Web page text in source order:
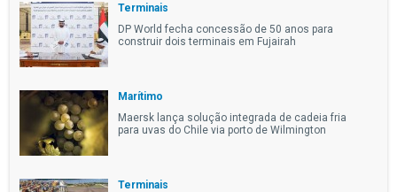
Terminais
DP World fecha concessão de 50 anos para
construir dois terminais em Fujairah
Marítimo
Maersk lança solução integrada de cadeia fria
para uvas do Chile via porto de Wilmington
Terminais